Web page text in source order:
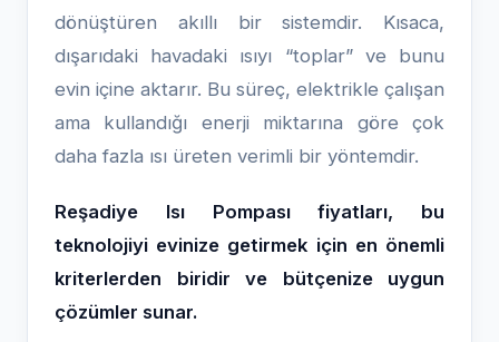
dönüştüren akıllı bir sistemdir. Kısaca,
dışarıdaki havadaki ısıyı “toplar” ve bunu
evin içine aktarır. Bu süreç, elektrikle çalışan
ama kullandığı enerji miktarına göre çok
daha fazla ısı üreten verimli bir yöntemdir.
Reşadiye Isı Pompası fiyatları, bu
teknolojiyi evinize getirmek için en önemli
kriterlerden biridir ve bütçenize uygun
çözümler sunar.